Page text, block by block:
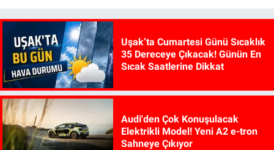
Uşak’ta Cumartesi Günü Sıcaklık
35 Dereceye Çıkacak! Günün En
Sıcak Saatlerine Dikkat
Audi'den Çok Konuşulacak
Elektrikli Model! Yeni A2 e-tron
Sahneye Çıkıyor